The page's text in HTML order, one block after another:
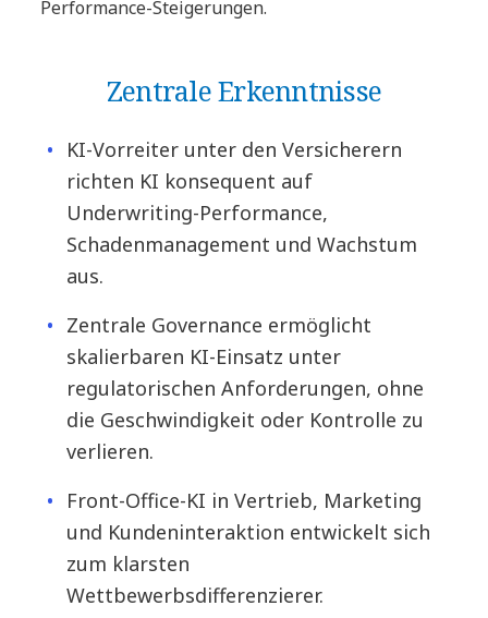
Performance-Steigerungen.
Zentrale Erkenntnisse
KI-Vorreiter unter den Versicherern
richten KI konsequent auf
Underwriting-Performance,
Schadenmanagement und Wachstum
aus.
Zentrale Governance ermöglicht
skalierbaren KI-Einsatz unter
regulatorischen Anforderungen, ohne
die Geschwindigkeit oder Kontrolle zu
verlieren.
Front-Office-KI in Vertrieb, Marketing
und Kundeninteraktion entwickelt sich
zum klarsten
Wettbewerbsdifferenzierer.